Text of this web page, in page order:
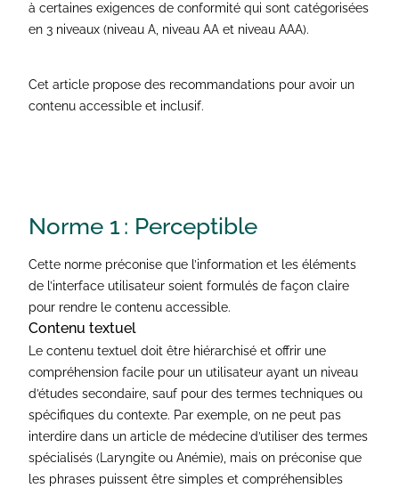
à certaines exigences de conformité qui sont catégorisées
en 3 niveaux (niveau A, niveau AA et niveau AAA).
Cet article propose des recommandations pour avoir un
contenu accessible et inclusif.
Norme 1 : Perceptible
Cette norme préconise que l’information et les éléments
de l’interface utilisateur soient formulés de façon claire
pour rendre le contenu accessible.
Contenu textuel
Le contenu textuel doit être hiérarchisé et offrir une
compréhension facile pour un utilisateur ayant un niveau
d’études secondaire, sauf pour des termes techniques ou
spécifiques du contexte. Par exemple, on ne peut pas
interdire dans un article de médecine d’utiliser des termes
spécialisés (Laryngite ou Anémie), mais on préconise que
les phrases puissent être simples et compréhensibles